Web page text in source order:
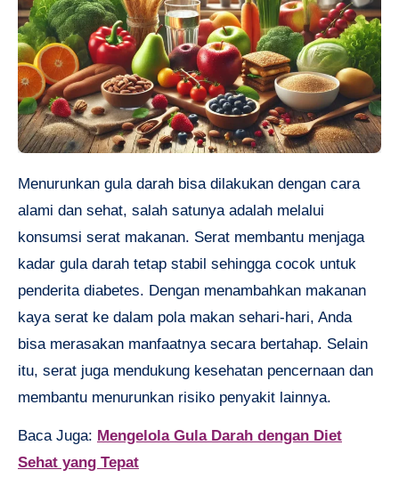
Menurunkan gula darah bisa dilakukan dengan cara
alami dan sehat, salah satunya adalah melalui
konsumsi serat makanan. Serat membantu menjaga
kadar gula darah tetap stabil sehingga cocok untuk
penderita diabetes. Dengan menambahkan makanan
kaya serat ke dalam pola makan sehari-hari, Anda
bisa merasakan manfaatnya secara bertahap. Selain
itu, serat juga mendukung kesehatan pencernaan dan
membantu menurunkan risiko penyakit lainnya.
Baca Juga: Mengelola Gula Darah dengan Diet
Sehat yang Tepat